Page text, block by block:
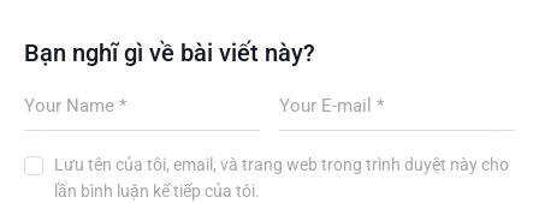
Bạn nghĩ gì về bài viết này?
Lưu tên của tôi, email, và trang web trong trình duyệt này cho
lần bình luận kế tiếp của tôi.